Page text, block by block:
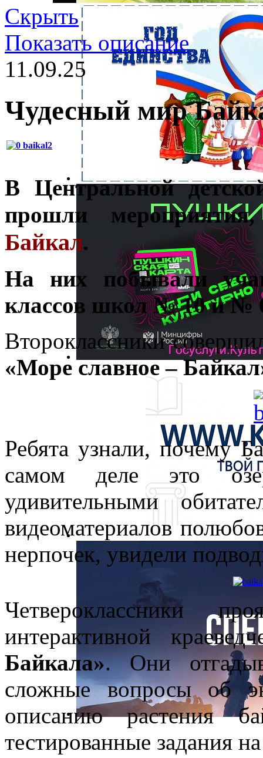
Скрыть
Показать описание
11.09.25
Чудесный мир
В Центральной
прошли
Байкал.
На них побывали
классов школ № 10 и №
Второклассники
«Море славное –
Ребята узнали, почему
самом деле это
удивительными
видеоматериалов
нерпочек, увидели
Четвероклассники
интерактивной
Байкала». Они
сложные вопросы об
описанию растения
тестированные задания